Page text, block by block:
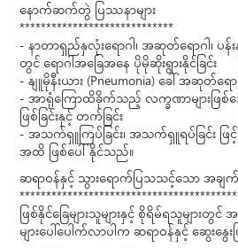
နောက်ဆက်တွဲ ပြဿနာများ
*****************************
- နာတာရှည်နှလုံးရောဂါ၊ အဆုတ်ရောဂါ၊ ပန်း
တွင် ရောဂါအခြေအနေ ပိုမိုဆိုးရွားနိုင်ခြင်း
- နျူမိုနီးယား (Pneumonia) ခေါ် အဆုတ်ရောင်
- အာရုံကြောထိခိုက်သည့် လက္ခဏာများဖြစ်သ
ဖြစ်ခြင်းနှင့် တက်ခြင်း
- အသက်ရှူကြပ်ခြင်း၊ အသက်ရှူရပ်ခြင်း ဖြ
အထိ ဖြစ်ပေါ်နိုင်သည်။
ဆရာဝန်နှင့် သွားရောက်ပြသသင့်သော အချက်
ဖြစ်နိုင်ခြေများသူများနှင့် စိုရိမ်ရသူမျာ
များပေါ်ပေါက်လာပါက ဆရာဝန်နှင့် ဆွေး